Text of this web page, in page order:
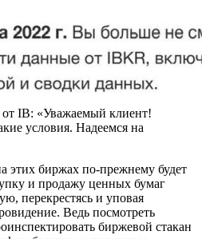
IB: «Уважаемый клиент!
условия. Надеемся на
этих биржах по-прежнему будет
и продажу ценных бумаг
перекрестясь и уповая
Ведь посмотреть
биржевой стакан